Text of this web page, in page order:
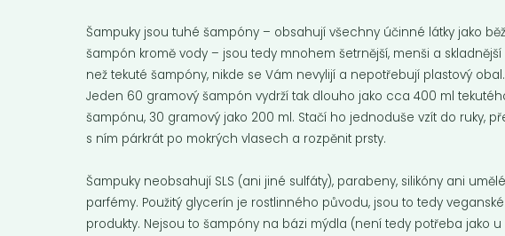
Do košíku:
359Kč Do košíku: (359
359Kč
Šampuky jsou tuhé šampóny – obsahují všechny účinné látky jako
šampón kromě vody – jsou tedy mnohem šetrnější, menši a skladnější
než tekuté šampóny, nikde se Vám nevylijí a nepotřebují plastový obal.
Jeden 60 gramový šampón vydrží tak dlouho jako cca 400 ml
šampónu, 30 gramový jako 200 ml. Stačí ho jednoduše vzít do ruky,
s ním párkrát po mokrých vlasech a rozpěnit prsty.
Šampuky neobsahují SLS (ani jiné sulfáty), parabeny, silikóny ani
parfémy. Použitý glycerín je rostlinného původu, jsou to tedy veganské
produkty. Nejsou to šampóny na bázi mýdla (není tedy potřeba jako u